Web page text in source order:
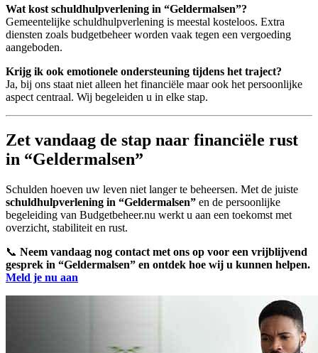
Wat kost schuldhulpverlening in “Geldermalsen”?
Gemeentelijke schuldhulpverlening is meestal kosteloos. Extra
diensten zoals budgetbeheer worden vaak tegen een vergoeding
aangeboden.
Krijg ik ook emotionele ondersteuning tijdens het traject?
Ja, bij ons staat niet alleen het financiële maar ook het persoonlijke
aspect centraal. Wij begeleiden u in elke stap.
Zet vandaag de stap naar financiële rust
in “Geldermalsen”
Schulden hoeven uw leven niet langer te beheersen. Met de juiste
schuldhulpverlening in “Geldermalsen” en de persoonlijke
begeleiding van Budgetbeheer.nu werkt u aan een toekomst met
overzicht, stabiliteit en rust.
📞 Neem vandaag nog contact met ons op voor een vrijblijvend
gesprek in “Geldermalsen” en ontdek hoe wij u kunnen helpen.
Meld je nu aan